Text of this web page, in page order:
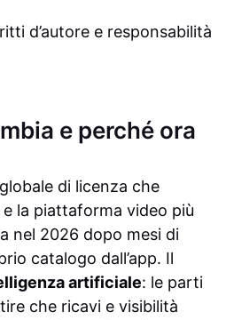
d’autore e responsabilità
e perché ora
di licenza che
la piattaforma video più
nel 2026 dopo mesi di
catalogo dall’app. Il
artificiale: le parti
che ricavi e visibilità